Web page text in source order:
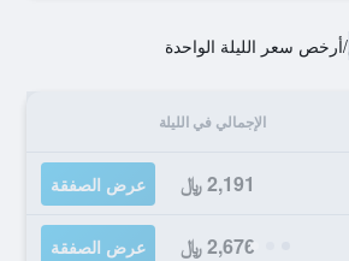
/أرخص سعر الليلة الواحدة
الإجمالي في الليلة
2,191 ﷼ عرض الصفقة
2,676 ﷼ عرض الصفقة